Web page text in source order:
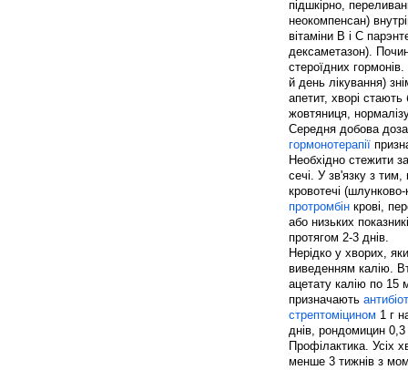
підшкірно,
неокомпенсан)
вітаміни В і С
дексаметазон).
стероїдних
й день лікування)
апетит, хворі
жовтяниця,
Середня добова
гормонотерапії
Необхідно стежити
сечі. У зв'язку з
кровотечі
протромбін крові,
або низьких
протягом 2-3 днів.
Нерідко у хворих,
виведенням калію.
ацетату калію по 15
призначають
стрептоміцином 1 г
днів, рондомицин
Профілактика. Усіх
менше 3 тижнів з